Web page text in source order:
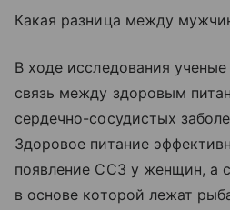
Какая разница между
В ходе исследования
связь между здоровым
сердечно-сосудистых
Здоровое питание
появление ССЗ у женщин, а
в основе которой лежат